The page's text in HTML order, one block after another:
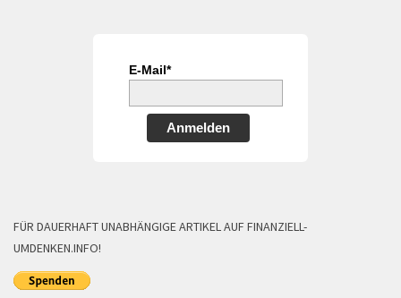
E-Mail*
Anmelden
FÜR DAUERHAFT UNABHÄNGIGE ARTIKEL AUF FINANZIELL-
UMDENKEN.INFO!